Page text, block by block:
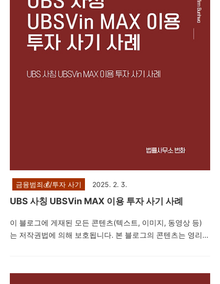
합니다. 제347조(사기) ①사람을 기망하여 재물의 교부를
받거나 재산상의 이익을 취득한 자는 10년 이하의 징역 또는 2
천만원 이하의 벌금에 처한다. 형법 제347조에서는 사기죄를
규정하고 있습니다. 리딩방 투자사기의 경우, 주식 선물 거래
사기, 비상장 주식 사기, 공모주 사기, ..
금융범죄💰/투자 사기 2025. 2. 3.
UBS 사칭 UBSVin MAX 이용 투자 사기 사례
이 블로그에 게재된 모든 콘텐츠(텍스트, 이미지, 동영상 등)
는 저작권법에 의해 보호됩니다. 본 블로그의 콘텐츠는 영리적
권자의 동의 없이 본 콘텐츠를 사용하는 것은 법적 책임을 초